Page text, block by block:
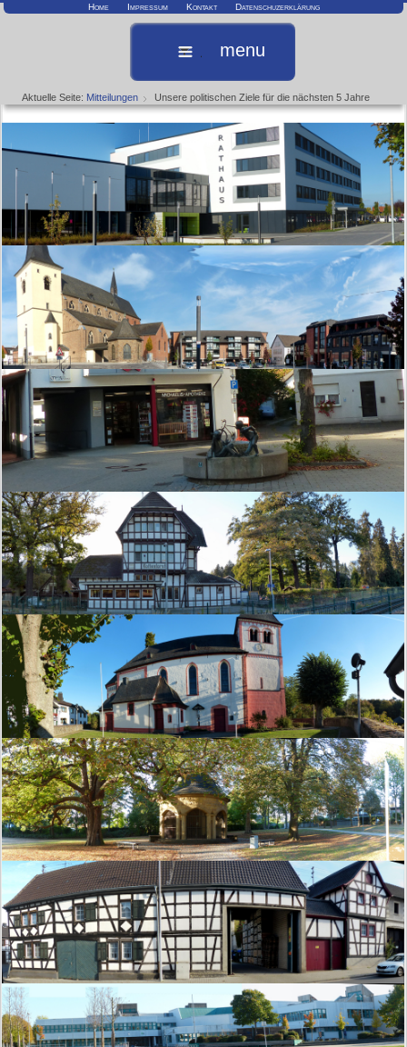
Home Impressum Kontakt Datenschuzerklärung
menu
Aktuelle Seite: Mitteilungen Unsere politischen Ziele für die nächsten 5 Jahre